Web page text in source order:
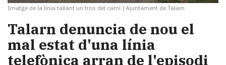
Imatge de la línia tallant un tros del camí | Ajuntament de Talarn
Talarn denuncia de nou el
mal estat d'una línia
telefònica arran de l'episodi